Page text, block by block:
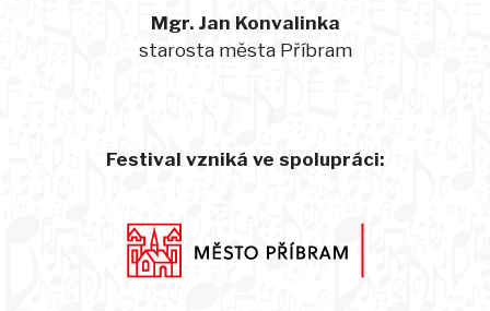
Mgr. Jan Konvalinka
starosta města Příbram
Festival vzniká ve spolupráci: